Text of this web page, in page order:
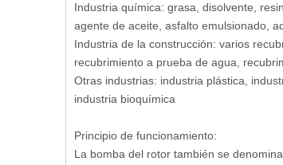
Industria química: grasa, disolvente,
agente de aceite, asfalto emulsionado,
Industria de la construcción: varios
recubrimiento a prueba de agua,
Otras industrias: industria plástica,
industria bioquímica
Principio de funcionamiento:
La bomba del rotor también se